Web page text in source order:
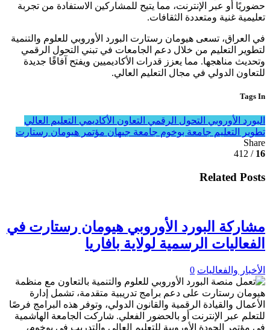
حضوريًا أو عبر الإنترنت، مما يتيح للمشاركين الاستفادة من تجربة
تعليمية غنية ومتعددة الثقافات.
في العراق، تسعى هيومان رستارت البورد الأوروبي للعلوم والتنمية
لتطوير التعليم من خلال دعم الجامعات في تبني التحول الرقمي
وتحديث مناهجها. مما يعزز قدرات الأكاديميين ويفتح آفاقًا جديدة
للتعاون الدولي في مجال التعليم العالي.
Tags In
البورد الأوروبي التحول الرقمي التعاون الأكاديمي التعليم العالي
تطوير التعليم جامعة بوخوم جامعة جيهان مؤتمر هيومان رستارت
Share
16
/ 412
Related Posts
مشاركة البورد الأوروبي هيومان رستارت في
الفعاليات الرسمية لولاية بافاريا
الأخبار والفعاليات 0